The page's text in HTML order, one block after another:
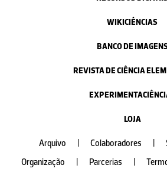
WIKICIÊNCIAS
BANCO DE
REVISTA DE CIÊNCIA
LOJA
Arquivo Colaboradores
Organização
Parcerias